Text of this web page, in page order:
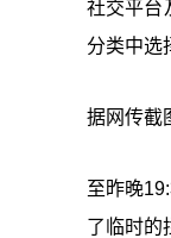
社交平台
分类中选
据网传截
至昨晚
了临时的